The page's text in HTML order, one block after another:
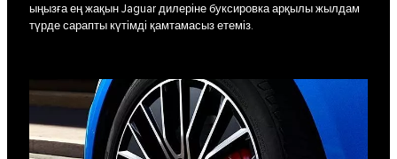
ыңызға ең жақын Jaguar дилеріне буксировка арқылы жылдам
түрде сарапты күтімді қамтамасыз етеміз.